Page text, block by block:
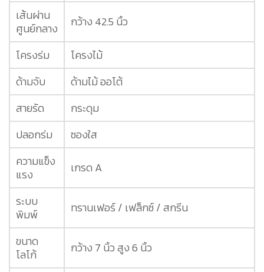
เส้นผ่าน
ศูนย์กลาง
กว้าง 42.5 นิ้ว
โครงร่ม
โครงไม้
ด้ามจับ
ด้ามไม้ ออโต้
สายรัด
กระดุม
ปลอกร่ม
ซองใส
ความแข็ง
แรง
เกรด A
ระบบ
พิมพ์
ทรานเฟอร์ / เฟล็กซ์ / สกรีน
ขนาด
โลโก้
กว้าง 7 นิ้ว สูง 6 นิ้ว